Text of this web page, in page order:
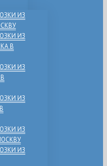
ИЗ
ИЗ
В
ИЗ
ИЗ
ИЗ
ИЗ